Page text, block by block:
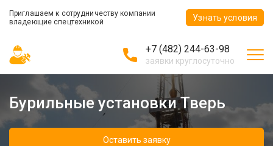
Приглашаем к сотрудничеству компании
владеющие спецтехникой
Узнать условия
+7 (482) 244-63-98
заявки круглосуточно
Бурильные установки Тверь
Оставить заявку